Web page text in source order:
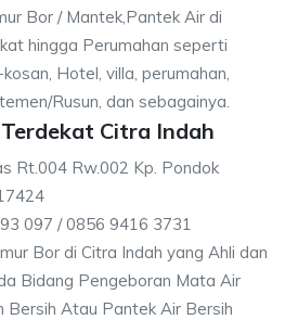
Bor / Mantek,Pantek Air di
hingga Perumahan seperti
Hotel, villa, perumahan,
Rusun, dan sebagainya.
Citra Indah
Rt.004 Rw.002 Kp. Pondok
097 / 0856 9416 3731
Bor di Citra Indah yang Ahli dan
Bidang Pengeboran Mata Air
Bersih Atau Pantek Air Bersih